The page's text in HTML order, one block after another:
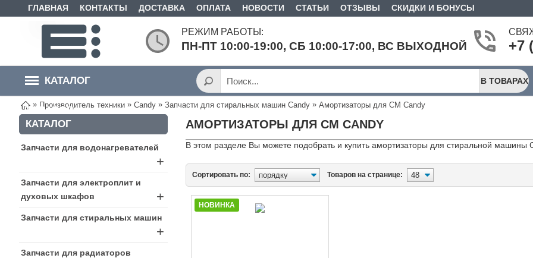
ГЛАВНАЯ КОНТАКТЫ ДОСТАВКА ОПЛАТА НОВОСТИ СТАТЬИ ОТЗЫВЫ СКИДКИ И БОНУСЫ
РЕЖИМ РАБОТЫ:
ПН-ПТ 10:00-19:00, СБ 10:00-17:00, ВС ВЫХОДНОЙ +7
КАТАЛОГ
ТОВАРОВ
В ТОВАРАХ
» Производитель техники » Candy » Запчасти для стиральных машин Candy » Амортизаторы для СМ Candy
КАТАЛОГ
Запчасти для водонагревателей
+
Запчасти для электроплит и
духовых шкафов
+
Запчасти для стиральных машин
+
Запчасти для радиаторов
АМОРТИЗАТОРЫ ДЛЯ СМ CANDY
В этом разделе Вы можете подобрать и купить амортизаторы для стиральной машины
Сортировать по: Товаров на странице:
НОВИНКА